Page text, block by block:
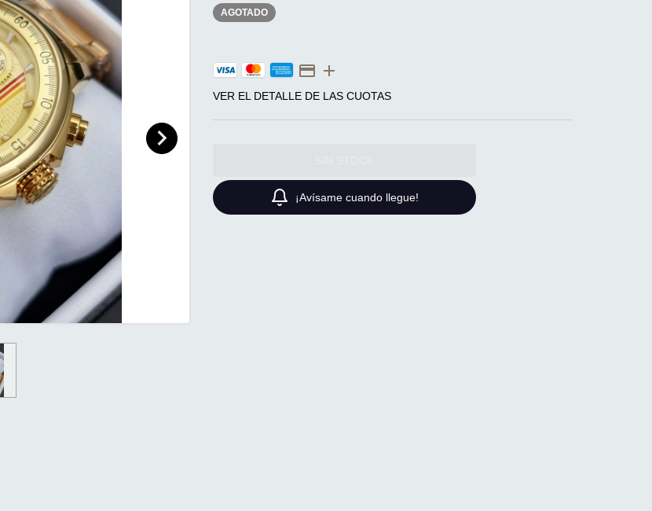
AGOTADO
VER EL DETALLE DE LAS CUOTAS
¡Avísame cuando llegue!